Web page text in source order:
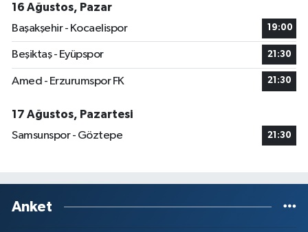
16 Ağustos, Pazar
Başakşehir - Kocaelispor
19:00
Beşiktaş - Eyüpspor 21:30
Amed - Erzurumspor FK 21:30
17 Ağustos, Pazartesi
Samsunspor - Göztepe
21:30
Anket